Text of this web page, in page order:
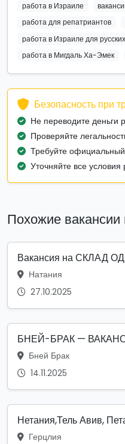
работа в Израиле
работа для репатриантов
работа в Израиле для русских
работа в Мигдаль Ха-Эмек
Безопасность при
Не переводите деньги
Проверяйте
Требуйте
Уточняйте все условия
Похожие
Вакансия на СКЛАД
Натания
27.10.2025
БНЕЙ-БРАК —
Бней Брак
14.11.2025
Нетания,Тель Авив,
Герцлия